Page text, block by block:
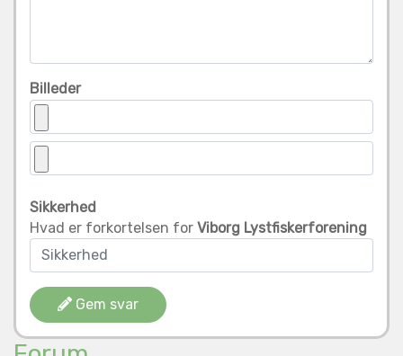
Billeder
Sikkerhed
Hvad er forkortelsen for Viborg Lystfiskerforening
Gem svar